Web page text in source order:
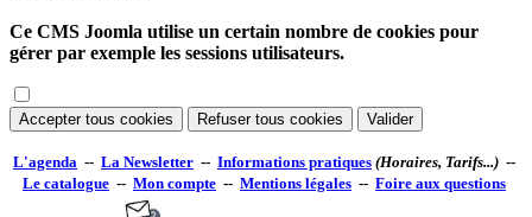
Ce CMS Joomla utilise un certain nombre de cookies pour
gérer par exemple les sessions utilisateurs.
Accepter tous cookies Refuser tous cookies Valider
L'agenda -- La Newsletter -- Informations pratiques (Horaires, Tarifs...) --
Le catalogue -- Mon compte -- Mentions légales -- Foire aux questions